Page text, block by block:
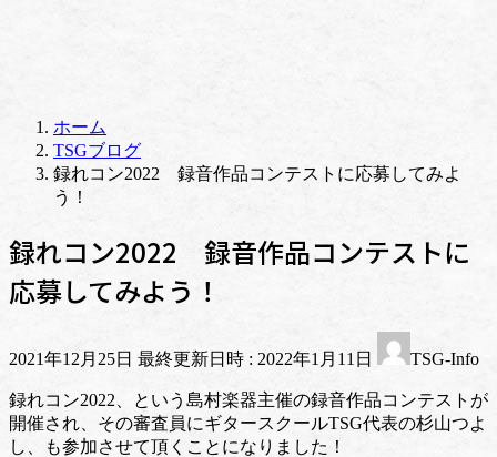
ホーム
TSGブログ
録れコン2022 録音作品コンテストに応募してみよ
う！
録れコン2022 録音作品コンテストに
応募してみよう！
2021年12月25日 最終更新日時 : 2022年1月11日 TSG-Info
録れコン2022、という島村楽器主催の録音作品コンテストが
開催され、その審査員にギタースクールTSG代表の杉山つよ
し、も参加させて頂くことになりました！